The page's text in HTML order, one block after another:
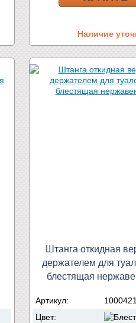
Наличие
Штанга откидная
держателем для
блестящая
Артикул:
Цвет: